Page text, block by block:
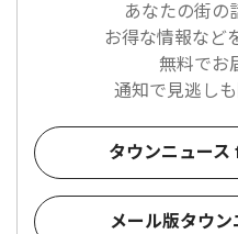
あなたの街の
お得な情報など
無料でお
通知で見逃し
タウンニュー
メール版タウ